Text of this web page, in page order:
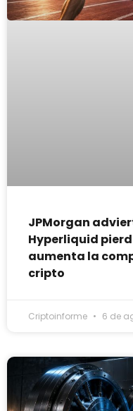
JPMorgan
Hyperliquid
aumenta la
cripto
Criptoinforme 6 de